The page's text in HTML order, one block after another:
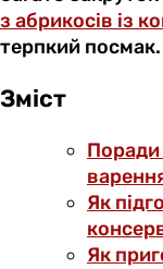
з абрикосів із
терпкий посмак.
Зміст
Поради
Як
Як